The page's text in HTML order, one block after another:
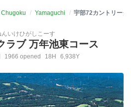
Chugoku Yamaguchi 宇部72カントリーク
いけひがしこーす
ラブ 万年池東コース
1966 opened 18H 6,938Y